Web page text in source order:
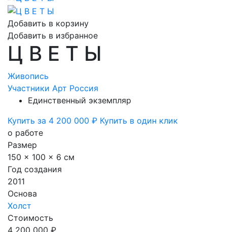
Добавить в корзину
Добавить в избранное
Ц В Е Т Ы
Живопись
Участники Арт Россия
Единственный экземпляр
Купить за 4 200 000 ₽ Купить в один клик
о работе
Размер
150 x 100 x 6 см
Год создания
2011
Основа
Холст
Стоимость
4 200 000 ₽